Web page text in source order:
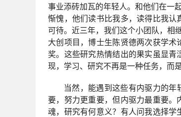
事业添砖加瓦的年轻人。和他们在一
惭愧，他们读书比我多，读得比我认
可待。近三年，我们这个小团队，相
大创项目，博士生陈贤德两次获学术
奖。这些研究热情结出的果实虽显
现，学习、研究不再是一种任务，而
当然，能遇到这些有内驱力的年
要，努力更重要，但内驱力最重要。
魂，研究有何意义？有人问我选择学